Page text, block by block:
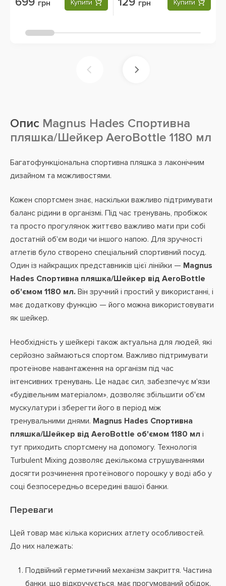
грн Купити грн Купити
Опис Magnus Hades Спортивна
пляшка/Шейкер AeroBottle 1180 мл
Багатофункціональна спортивна пляшка з лаконічним
дизайном та можливостями.
Кожен спортсмен знає, наскільки важливо підтримувати
баланс рідини в організмі. Під час тренувань, пробіжок
та просто прогулянок життєво важливо мати при собі
достатній об'єм води чи іншого напою. Для зручності
атлетів було створено спеціальний спортивний посуд.
Один із найкращих представників цієї лінійки — Magnus
Hades Спортивна пляшка/Шейкер від AeroBottle
об'ємом 1180 мл. Він зручний і простий у використанні, і
має додаткову функцію — його можна використовувати
як шейкер.
Необхідність у шейкері також актуальна для людей, які
серйозно займаються спортом. Важливо підтримувати
протеїнове навантаження на організм під час
інтенсивних тренувань. Це надає сил, забезпечує м'язи
«будівельним матеріалом», дозволяє збільшити об'єм
мускулатури і зберегти його в період між
тренувальними днями. Magnus Hades Спортивна
пляшка/Шейкер від AeroBottle об'ємом 1180 мл і
тут приходить спортсмену на допомогу. Технологія
Turbulent Mixing дозволяє декількома струшуваннями
досягти розчинення протеїнового порошку у воді або у
соці безпосередньо всередині вашої банки.
Переваги
Цей товар має кілька корисних атлету особливостей.
До них належать:
Подвійний герметичний механізм закриття. Частина
банки, що відкручується, має прогумований обідок.